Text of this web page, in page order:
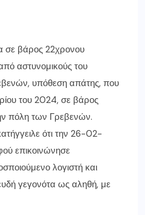
σε βάρος 22χρονου
αστυνομικούς του
υπόθεση απάτης, που
του 2024, σε βάρος
πόλη των Γρεβενών.
ότι την 26-02-
επικοινώνησε
λογιστή και
γεγονότα ως αληθή, με